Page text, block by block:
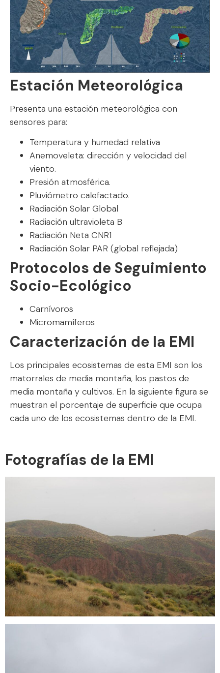
Estación Meteorológica
Presenta una estación meteorológica con
sensores para:
Temperatura y humedad relativa
Anemoveleta: dirección y velocidad del
viento.
Presión atmosférica.
Pluviómetro calefactado.
Radiación Solar Global
Radiación ultravioleta B
Radiación Neta CNR1
Radiación Solar PAR (global reflejada)
Protocolos de Seguimiento
Socio-Ecológico
Carnívoros
Micromamíferos
Caracterización de la EMI
Los principales ecosistemas de esta EMI son los
matorrales de media montaña, los pastos de
media montaña y cultivos. En la siguiente figura se
muestran el porcentaje de superficie que ocupa
cada uno de los ecosistemas dentro de la EMI.
Fotografías de la EMI